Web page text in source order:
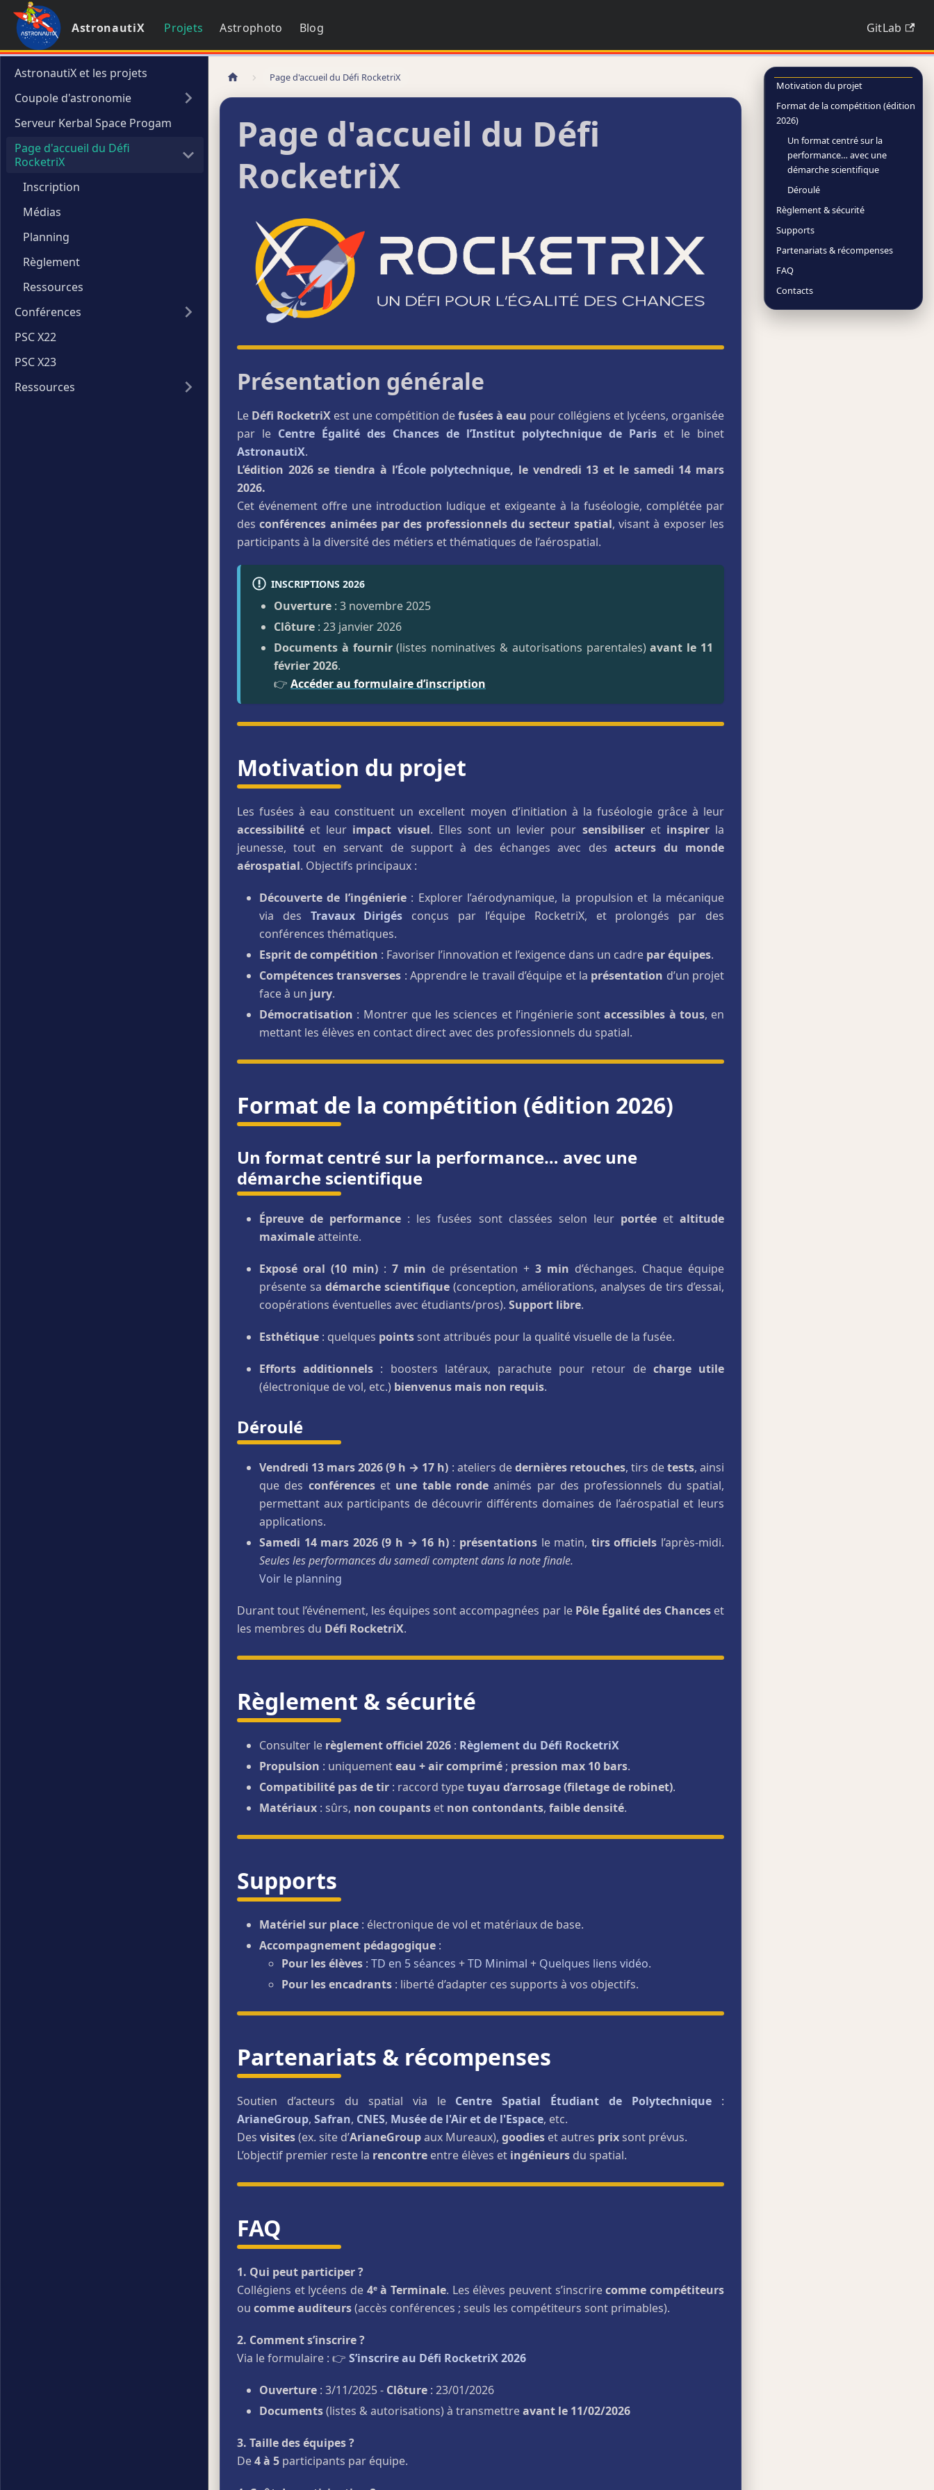
AstronautiX Projets Astrophoto Blog GitLab
AstronautiX et les projets
Coupole d'astronomie
Serveur Kerbal Space Progam
Page d'accueil du Défi
RocketriX
Inscription
Médias
Planning
Règlement
Ressources
Conférences
PSC X22
PSC X23
Ressources
Page d'accueil du Défi RocketriX
Page d'accueil du Défi
RocketriX
Présentation générale
Le Défi RocketriX est une compétition defusées à eau pour collégiens et lycéens, organisée
par le Centre Égalité des Chances de l’Institut polytechnique de Paris et le binet
AstronautiX.
L’édition 2026 se tiendra à l’École polytechnique, le vendredi 13 et le samedi 14 mars
2026.
Cet événement offre une introduction ludique et exigeante à la fuséologie, complétée par
desconférences animées par des professionnels du secteur spatial, visant à exposer les
participants à la diversité des métiers et thématiques de l’aérospatial.
INSCRIPTIONS 2026
Ouverture : 3 novembre 2025
Clôture : 23 janvier 2026
Documents à fournir(listes nominatives & autorisations parentales)avant le 11
février 2026.
👉 Accéder au formulaire d’inscription
Motivation du projet
Les fusées à eau constituent un excellent moyen d’initiation à la fuséologie grâce à leur
accessibilité et leur impact visuel. Elles sont un levier pour sensibiliseret inspirerla
jeunesse, tout en servant de support à des échanges avec desacteurs du monde
aérospatial. Objectifs principaux :
Découverte de l’ingénierie: Explorer l’aérodynamique, la propulsion et la mécanique
via des Travaux Dirigés conçus par l’équipe RocketriX, et prolongés par des
conférences thématiques.
Esprit de compétition : Favoriser l’innovation et l’exigence dans un cadre par équipes.
Compétences transverses : Apprendre le travail d’équipe et la présentation d’un projet
face à un jury.
Démocratisation : Montrer que les sciences et l’ingénierie sontaccessibles à tous, en
mettant les élèves en contact direct avec des professionnels du spatial.
Format de la compétition (édition 2026)
Un format centré sur la performance… avec une
démarche scientifique
Épreuve de performance : les fusées sont classées selon leur portéeetaltitude
maximaleatteinte.
Exposé oral (10 min): 7 min de présentation +3 min d’échanges. Chaque équipe
présente sa démarche scientifique(conception, améliorations, analyses de tirs d’essai,
coopérations éventuelles avec étudiants/pros). Support libre.
Esthétique : quelques pointssont attribués pour la qualité visuelle de la fusée.
Efforts additionnels : boosters latéraux, parachute pour retour de charge utile
(électronique de vol, etc.) bienvenus mais non requis.
Déroulé
Vendredi 13 mars 2026 (9 h → 17 h) : ateliers dedernières retouches, tirs detests, ainsi
que des conférenceset une table ronde animés par des professionnels du spatial,
permettant aux participants de découvrir différents domaines de l’aérospatial et leurs
applications.
Samedi 14 mars 2026 (9 h → 16 h): présentations le matin, tirs officiels l’après-midi.
Seules les performances du samedi comptent dans la note finale.
Voir le planning
Durant tout l’événement, les équipes sont accompagnées par le Pôle Égalité des Chanceset
les membres du Défi RocketriX.
Règlement & sécurité
Consulter le règlement officiel 2026 : Règlement du Défi RocketriX
Propulsion : uniquementeau + air comprimé ; pression max 10 bars.
Compatibilité pas de tir : raccord typetuyau d’arrosage (filetage de robinet).
Matériaux : sûrs, non coupants et non contondants, faible densité.
Supports
Matériel sur place : électronique de vol et matériaux de base.
Accompagnement pédagogique :
Pour les élèves : TD en 5 séances +TD Minimal + Quelques liens vidéo.
Pour les encadrants : liberté d’adapter ces supports à vos objectifs.
Partenariats & récompenses
Soutien d’acteurs du spatial via le Centre Spatial Étudiant de Polytechnique :
ArianeGroup, Safran, CNES, Musée de l'Air et de l'Espace, etc.
Des visites(ex. site d’ArianeGroupaux Mureaux), goodies et autres prixsont prévus.
L’objectif premier reste la rencontre entre élèves et ingénieurs du spatial.
FAQ
1. Qui peut participer ?
Collégiens et lycéens de 4ᵉ à Terminale. Les élèves peuvent s’inscrirecomme compétiteurs
ou comme auditeurs(accès conférences ; seuls les compétiteurs sont primables).
2. Comment s’inscrire ?
Via le formulaire : 👉 S’inscrire au Défi RocketriX 2026
Ouverture : 3/11/2025 - Clôture : 23/01/2026
Documents(listes & autorisations) à transmettreavant le 11/02/2026
3. Taille des équipes ?
De4 à 5 participants par équipe.
Motivation du projet
Format de la compétition (édition
2026)
Un format centré sur la
performance… avec une
démarche scientifique
Déroulé
Règlement & sécurité
Supports
Partenariats & récompenses
FAQ
Contacts